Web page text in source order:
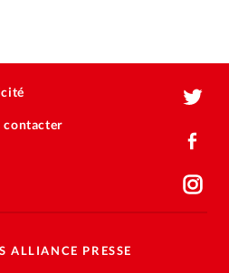
contacter
ALLIANCE PRESSE